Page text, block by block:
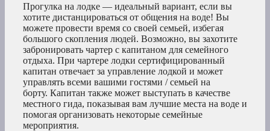
Прогулка на лодке — идеальный вариант, если вы
хотите дистанцироваться от общения на воде! Вы
можете провести время со своей семьей, избегая
большого скопления людей. Возможно, вы захотите
забронировать чартер с капитаном для семейного
отдыха. При чартере лодки сертифицированный
капитан отвечает за управление лодкой и может
управлять всеми вашими гостями / семьей на
борту. Капитан также может выступать в качестве
местного гида, показывая вам лучшие места на воде и
помогая организовать некоторые семейные
мероприятия.